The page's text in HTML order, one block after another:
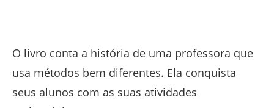
O livro conta a história de uma professora que
usa métodos bem diferentes. Ela conquista
seus alunos com as suas atividades